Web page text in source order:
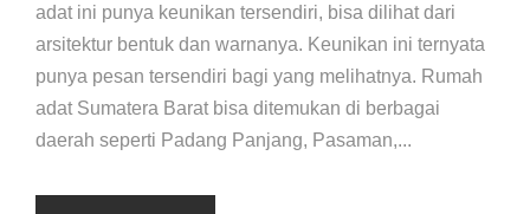
adat ini punya keunikan tersendiri, bisa dilihat dari
arsitektur bentuk dan warnanya. Keunikan ini ternyata
punya pesan tersendiri bagi yang melihatnya. Rumah
adat Sumatera Barat bisa ditemukan di berbagai
daerah seperti Padang Panjang, Pasaman,...